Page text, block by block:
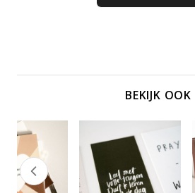
BEKIJK OOK